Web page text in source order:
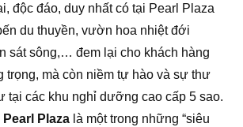
độc đáo, duy nhất có tại Pearl Plaza
du thuyền, vườn hoa nhiệt đới
sát sông,… đem lại cho khách hàng
trọng, mà còn niềm tự hào và sự thư
tại các khu nghỉ dưỡng cao cấp 5 sao.
Plaza là một trong những “siêu